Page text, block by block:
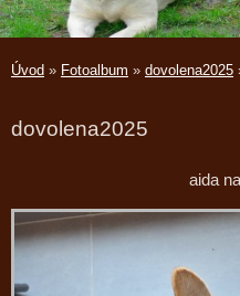
Úvod » Fotoalbum » dovolena2025
dovolena2025
aida